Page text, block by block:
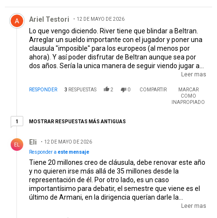
Comentario de Ariel Testori.
Ariel Testori 12 DE MAYO DE 2026
Lo que vengo diciendo. River tiene que blindar a Beltran.
Arreglar un sueldo importante con el jugador y poner una
clausula "imposible" para los europeos (al menos por
ahora). Y así poder disfrutar de Beltran aunque sea por
dos años. Sería la unica manera de seguir viendo jugar a
Beltran por mucho tiempo. Creo que es el arquero mas
Amadeo Carrizo y el Pato Fillol.
Leer mas
RESPONDER 3 RESPUESTAS 2 0 COMPARTIR
MARCAR
COMO
INAPROPIADO
11 respuesta más antiguas
MOSTRAR RESPUESTAS MÁS ANTIGUAS
EL Eli
12 DE MAYO DE 2026
Responder a este mensaje
Tiene 20 millones creo de cláusula, debe renovar este año
y no quieren irse más allá de 35 millones desde la
representación de él. Por otro lado, es un caso
importantísimo para debatir, el semestre que viene es el
último de Armani, en la dirigencia querían darle la
titularidad y apalabrarlo con Beltrán para que sepa que
Leer mas